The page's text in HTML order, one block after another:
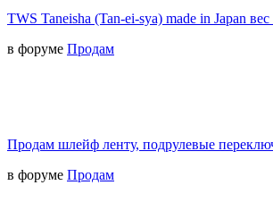
TWS Taneisha (Tan-ei-sya) made in Japan
в форуме Продам
Продам шлейф ленту, подрулевые
в форуме Продам